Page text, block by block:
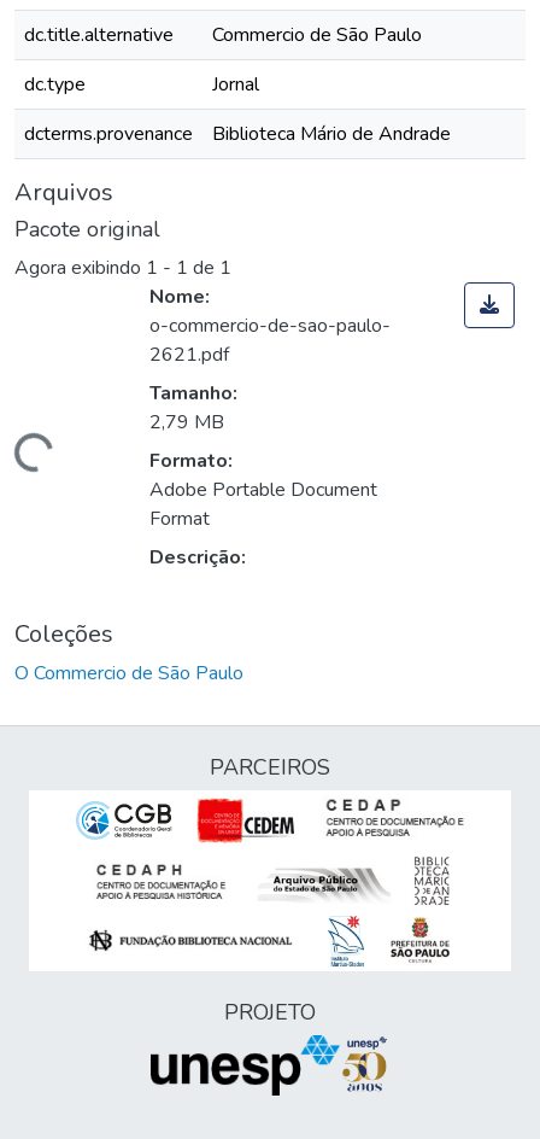
dc.title.alternative
Commercio de São Paulo
dc.type
Jornal
dcterms.provenance
Biblioteca Mário de Andrade
Arquivos
Pacote original
Agora exibindo 1 - 1 de 1
Nome:
o-commercio-de-sao-paulo-
2621.pdf
Tamanho:
2,79 MB
Formato:
Adobe Portable Document
Format
Descrição:
Coleções
O Commercio de São Paulo
PARCEIROS
PROJETO